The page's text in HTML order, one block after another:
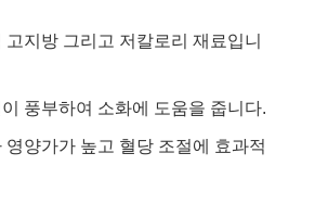
고지방 그리고 저칼로리 재료입니
풍부하여 소화에 도움을 줍니다.
영양가가 높고 혈당 조절에 효과적